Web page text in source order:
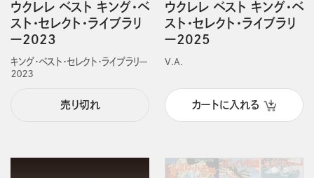
ウクレレ ベスト キング・ベ
スト・セレクト・ライブラリ
ー2023
キング・ベスト・セレクト・ライブラリー
２０２３
売り切れ
ウクレレ ベスト キング・ベ
スト・セレクト・ライブラリ
ー2025
V.A.
カートに入れる